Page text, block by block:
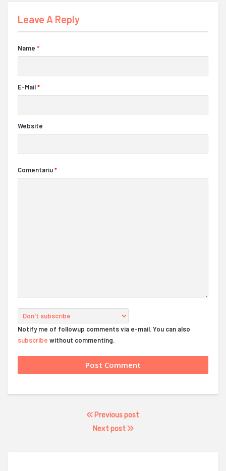
Leave A Reply
Name *
E-Mail*
Website
Comentariu*
Notify me of followup comments via e-mail. You can also
subscribe without commenting.
Previous post
Next post